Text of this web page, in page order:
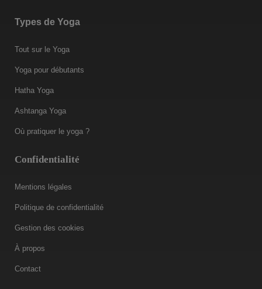
Types de Yoga
Tout sur le Yoga
Yoga pour débutants
Hatha Yoga
Ashtanga Yoga
Où pratiquer le yoga ?
Confidentialité
Mentions légales
Politique de confidentialité
Gestion des cookies
À propos
Contact